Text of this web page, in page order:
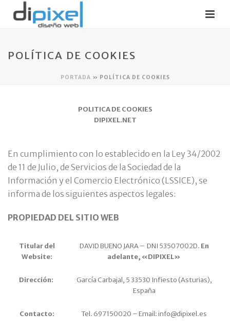
POLÍTICA DE COOKIES
PORTADA » POLÍTICA DE COOKIES
POLITICA DE COOKIES
DIPIXEL.NET
En cumplimiento con lo establecido en la Ley 34/2002
de 11 de Julio, de Servicios de la Sociedad de la
Información y el Comercio Electrónico (LSSICE), se
informa de los siguientes aspectos legales:
PROPIEDAD DEL SITIO WEB
Titular del
Website:
DAVID BUENO JARA – DNI 53507002D. En
adelante, «DIPIXEL»
Dirección:
García Carbajal, 5 33530 Infiesto (Asturias),
España
Contacto: Tel. 697150020 – Email: info@dipixel.es